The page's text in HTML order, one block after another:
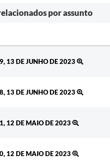
por assunto
13 DE JUNHO DE 2023
13 DE JUNHO DE 2023
12 DE MAIO DE 2023
12 DE MAIO DE 2023